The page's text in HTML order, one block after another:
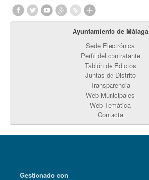
Ayuntamiento de Málaga
Sede Electrónica
Perfil del contratante
Tablón de Edictos
Juntas de Distrito
Transparencia
Web Municipales
Web Temática
Contacta
Gestionado con